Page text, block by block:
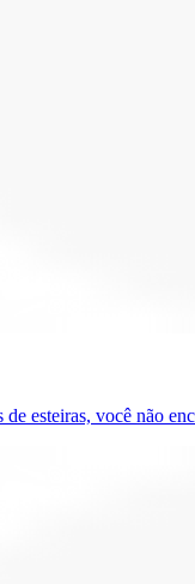
esteiras, você não